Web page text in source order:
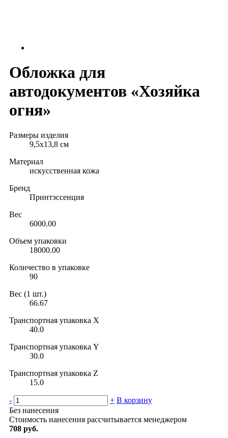
Обложка для
автодокументов «Хозяйка
огня»
Размеры изделия
9,5х13,8 см
Материал
искусственная кожа
Бренд
Принтэссенция
Вес
6000.00
Объем упаковки
18000.00
Количество в упаковке
90
Вес (1 шт.)
66.67
Транспортная упаковка X
40.0
Транспортная упаковка Y
30.0
Транспортная упаковка Z
15.0
- + В корзину
Без нанесения
Стоимость нанесения рассчитывается менеджером
708 руб.